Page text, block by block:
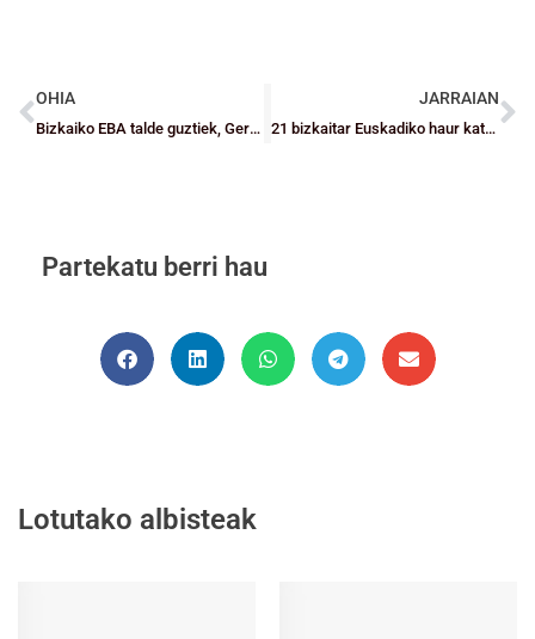
OHIA
Bizkaiko EBA talde guztiek, Gernika Bizkaiak eta Bilbao Basketek asteburu honetan irabazi dute
JARRAIAN
21 bizkaitar Euskadiko haur kategoriako eta mini selekzioetan
Partekatu berri hau
Lotutako albisteak